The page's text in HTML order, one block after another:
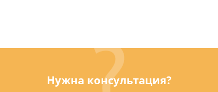
Нужна консультация?